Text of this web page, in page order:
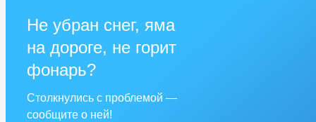
Не убран снег, яма
на дороге, не горит
фонарь?
Столкнулись с проблемой —
сообщите о ней!